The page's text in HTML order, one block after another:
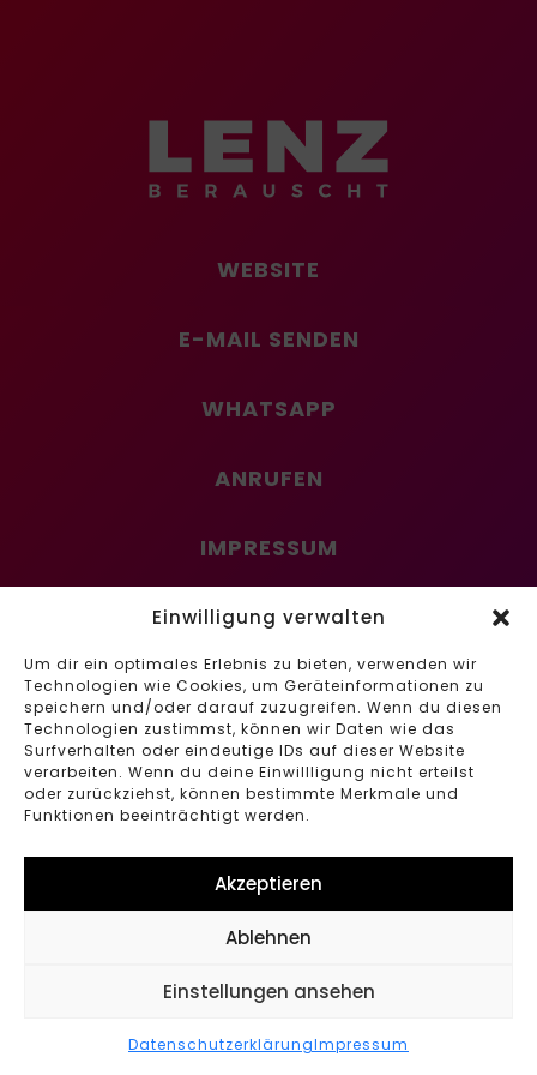
Einwilligung verwalten
Um dir ein optimales Erlebnis zu bieten, verwenden wir
Technologien wie Cookies, um Geräteinformationen zu
speichern und/oder darauf zuzugreifen. Wenn du diesen
Technologien zustimmst, können wir Daten wie das
Surfverhalten oder eindeutige IDs auf dieser Website
verarbeiten. Wenn du deine Einwillligung nicht erteilst
oder zurückziehst, können bestimmte Merkmale und
Funktionen beeinträchtigt werden.
Akzeptieren
Ablehnen
Einstellungen ansehen
DatenschutzerklärungImpressum
WEBSITE
E-MAIL SENDEN
WHATSAPP
ANRUFEN
IMPRESSUM
DATENSCHUTZ